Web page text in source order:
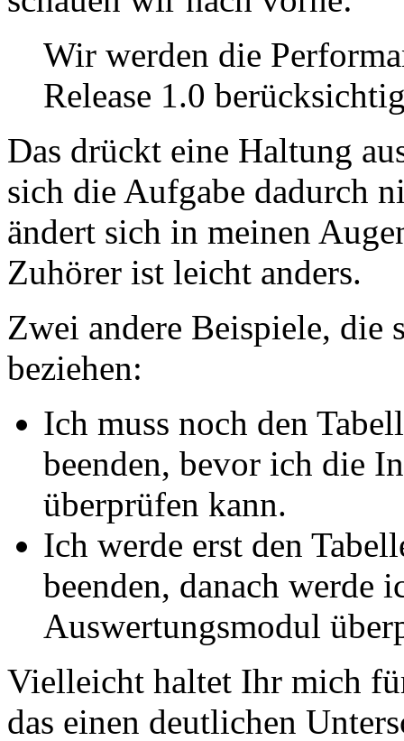
Wir werden die
Release 1.0
Das drückt eine Haltung
sich die Aufgabe dadurch
ändert sich in meinen
Zuhörer ist leicht anders.
Zwei andere Beispiele, die
beziehen:
Ich muss noch den
beenden, bevor ich die
überprüfen kann.
Ich werde erst den
beenden, danach werde
Auswertungsmodul
Vielleicht haltet Ihr mich
das einen deutlichen